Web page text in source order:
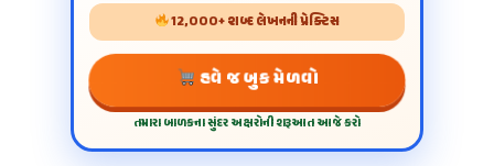
12,000+ શબ્દ લેખનની પ્રેક્ટિસ
હવે જ બુક મેળવો
તમારા બાળકના સુંદર અક્ષરોની શરૂઆત આજે કરો